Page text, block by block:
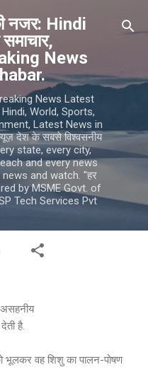
नजर: Hindi
News
News Latest
World, Sports,
Latest News in
देश के सबसे विश्वसनीय
state, every city,
and every news
and watch. "हर
by MSME Govt. of
Tech Services Pvt
असहनीय
है.
भूलकर वह शिशु का पालन-पोषण